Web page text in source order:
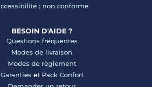
: non conforme
BESOIN D'AIDE ?
Questions fréquentes
Modes de livraison
Modes de règlement
Garanties et Pack Confort